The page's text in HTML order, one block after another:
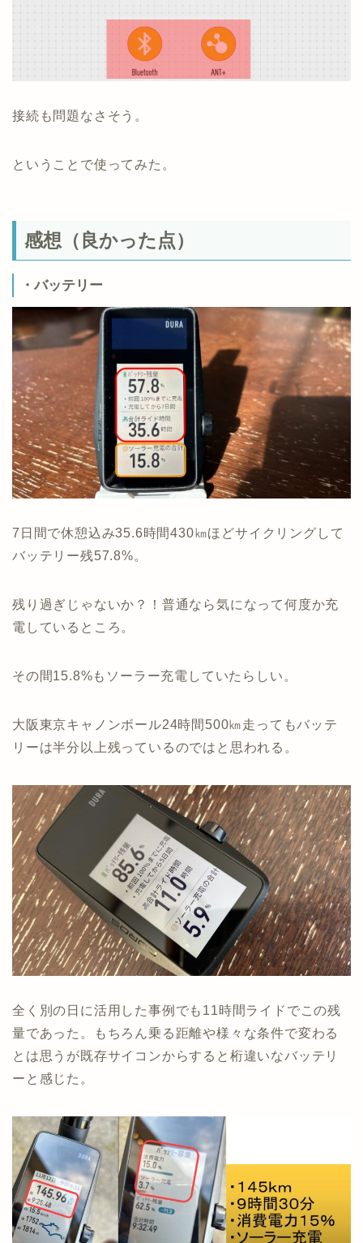
接続も問題なさそう。
ということで使ってみた。
感想（良かった点）
・バッテリー
7日間で休憩込み35.6時間430㎞ほどサイクリングして
バッテリー残57.8%。
残り過ぎじゃないか？！普通なら気になって何度か充
電しているところ。
その間15.8%もソーラー充電していたらしい。
大阪東京キャノンボール24時間500㎞走ってもバッテ
リーは半分以上残っているのではと思われる。
全く別の日に活用した事例でも11時間ライドでこの残
量であった。もちろん乗る距離や様々な条件で変わる
とは思うが既存サイコンからすると桁違いなバッテリ
ーと感じた。